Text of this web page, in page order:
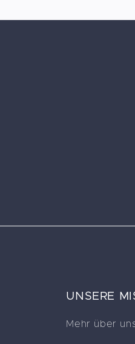
UNSERE
Mehr über